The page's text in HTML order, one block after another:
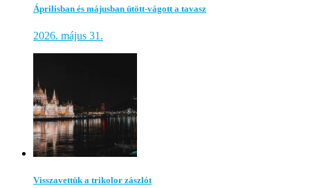
Áprilisban és májusban ütött-vágott a tavasz
2026. május 31.
Visszavettük a trikolor zászlót